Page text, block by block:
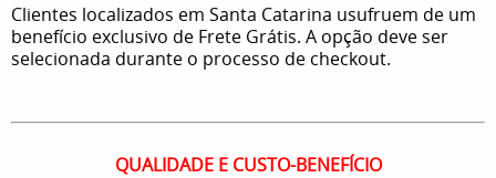
Clientes localizados em Santa Catarina usufruem de um
benefício exclusivo de Frete Grátis. A opção deve ser
selecionada durante o processo de checkout.
QUALIDADE E CUSTO-BENEFÍCIO